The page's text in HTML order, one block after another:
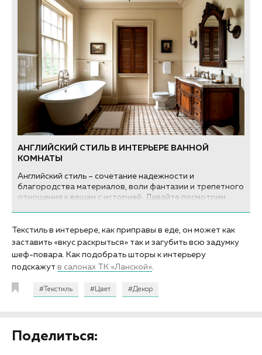
АНГЛИЙСКИЙ СТИЛЬ В ИНТЕРЬЕРЕ ВАННОЙ
КОМНАТЫ
Английский стиль – сочетание надежности и
благородства материалов, воли фантазии и трепетного
отношения к вещам с историей. Давайте посмотрим
разберемся, как воссоздать его шарм в собственной
квартире или частном доме...
Текстиль в интерьере, как приправы в еде, он может как
заставить «вкус раскрыться» так и загубить всю задумку
шеф-повара. Как подобрать шторы к интерьеру
подскажут в салонах ТК «Ланской».
#Текстиль #Цвет #Декор
Поделиться: